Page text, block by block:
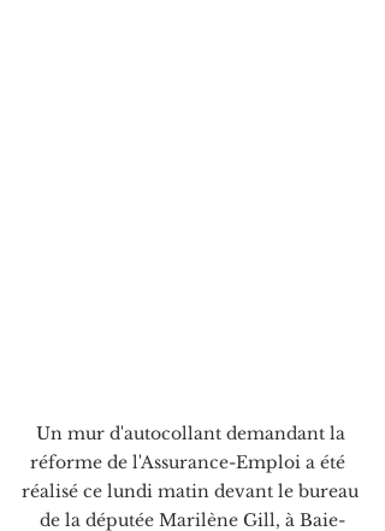
Un mur d'autocollant demandant la
réforme de l'Assurance-Emploi a été
réalisé ce lundi matin devant le bureau
de la députée Marilène Gill, à Baie-